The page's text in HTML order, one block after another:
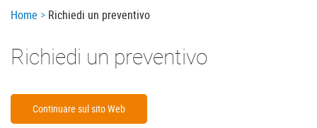
Breadcrumb
Home Richiedi un preventivo
Richiedi un preventivo
Continuare sul sito Web